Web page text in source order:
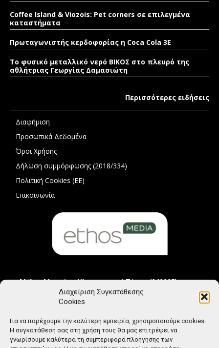
Διαχείριση Συγκατάθεσης
Cookies
Για να παρέχουμε την καλύτερη εμπειρία, χρησιμοποιούμε cookies.
Η συγκατάθεσή σας στη χρήση τους θα μας επιτρέψει να
γνωρίσουμε καλύτερα τη συμπεριφορά πλοήγησης των
Coffee Island & Viozois: Pet corners σε επιλεγμένα
καταστήματα
Πρωταγωνιστής κερδοφορίας η Coca Cola 3E
Το φυσικό μεταλλικό νερό ΒΙΚΟΣ στο πλευρό της
αθλήτριας Γεωργίας Δαμασιώτη
Περισσότερες ειδήσεις
Διαφήμιση
Προσωπικά Δεδομένα
Όροι Χρήσης
Δήλωση συμμόρφωσης (2018/334)
Πολιτική Cookies (ΕΕ)
Επικοινωνία
Μέλος Μητρώου Ηλεκτρονικού Τύπου (242225)